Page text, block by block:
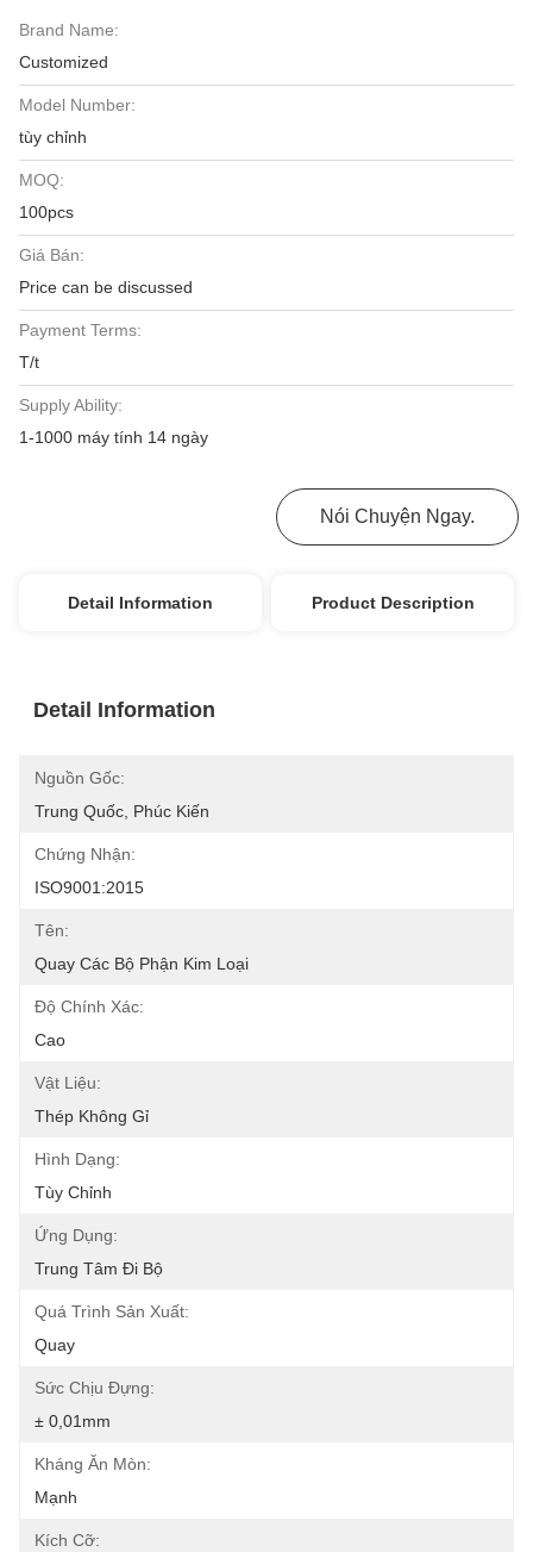
Brand Name:
Customized
Model Number:
tùy chỉnh
MOQ:
100pcs
Giá Bán:
Price can be discussed
Payment Terms:
T/t
Supply Ability:
1-1000 máy tính 14 ngày
Nói Chuyện Ngay.
Detail Information Product Description
Detail Information
Nguồn Gốc:
Trung Quốc, Phúc Kiến
Chứng Nhận:
ISO9001:2015
Tên:
Quay Các Bộ Phận Kim Loại
Độ Chính Xác:
Cao
Vật Liệu:
Thép Không Gỉ
Hình Dạng:
Tùy Chỉnh
Ứng Dụng:
Trung Tâm Đi Bộ
Quá Trình Sản Xuất:
Quay
Sức Chịu Đựng:
± 0,01mm
Kháng Ăn Mòn:
Mạnh
Kích Cỡ: